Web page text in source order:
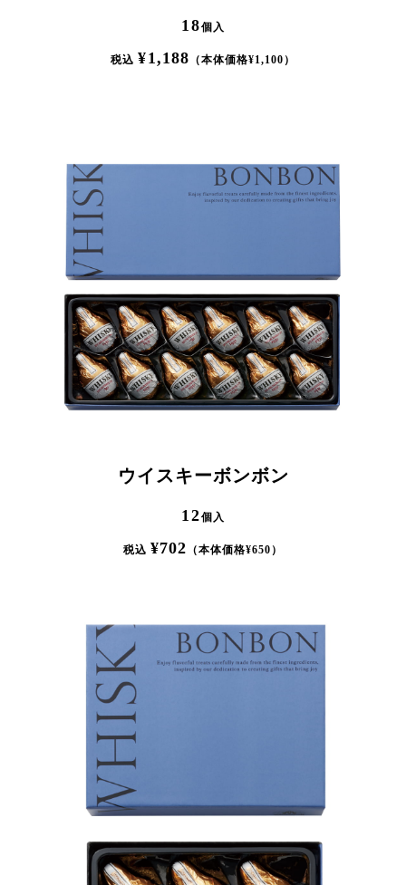
18個入
税込 ¥1,188 （本体価格¥1,100 ）
ウイスキーボンボン
12個入
税込 ¥702 （本体価格¥650 ）